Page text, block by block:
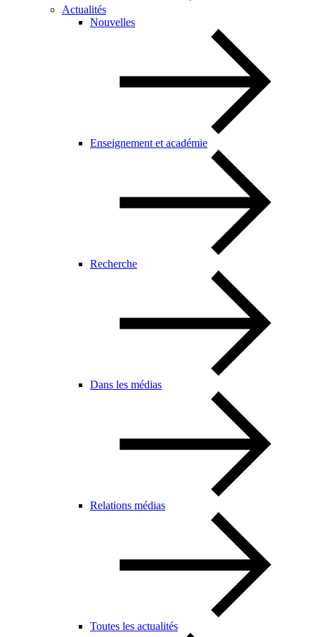
Actualités
Nouvelles
Enseignement et académie
Recherche
Dans les médias
Relations médias
Toutes les actualités